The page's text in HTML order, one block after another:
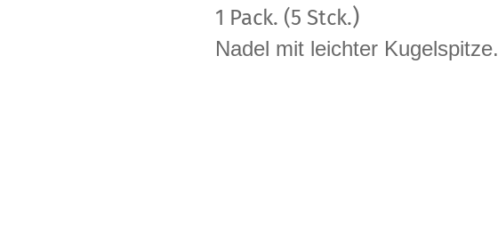
1 Pack. (5 Stck.)
Nadel mit leichter Kugelspitze.